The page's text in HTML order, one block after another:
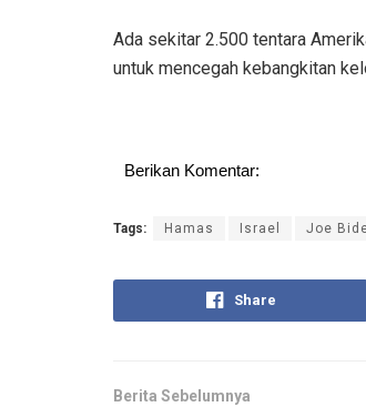
Ada sekitar 2.500 tentara
untuk mencegah kebangkitan
Berikan Komentar:
Tags: Hamas Israel Joe
Share
Berita Sebelumnya